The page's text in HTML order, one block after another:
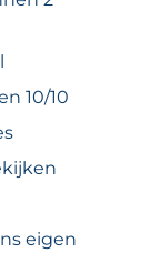
10/10
eigen